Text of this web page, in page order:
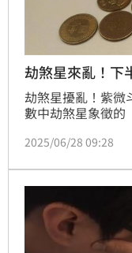
劫煞星來亂！下
劫煞星擾亂！紫微
數中劫煞星象徵的
現漏洞與破口，不
針對這些易有財損
2025/06/28 09:28